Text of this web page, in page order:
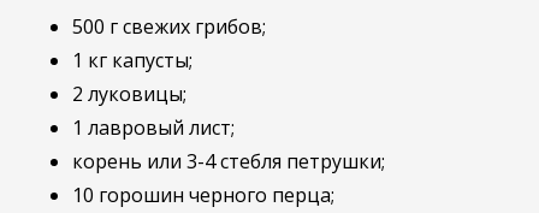
500 г свежих грибов;
1 кг капусты;
2 луковицы;
1 лавровый лист;
корень или 3-4 стебля петрушки;
10 горошин черного перца;